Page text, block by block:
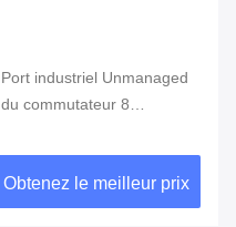
Port industriel Unmanaged
du commutateur 8
2 port 100BASE-FX
Obtenez le meilleur prix